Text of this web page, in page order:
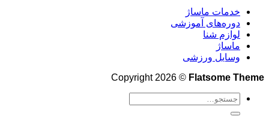
خدمات ماساژ
دوره‌های آموزشی
لوازم شنا
ماساژ
وسایل ورزشی
Copyright 2026 © Flatsome Theme
جستجو